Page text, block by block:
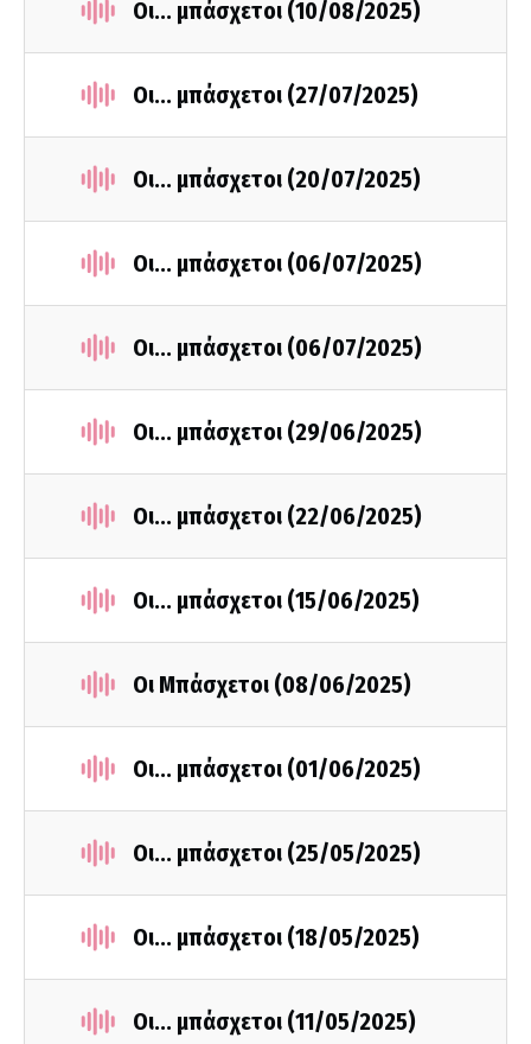
Οι... μπάσχετοι (10/08/2025)
Οι... μπάσχετοι (27/07/2025)
Οι... μπάσχετοι (20/07/2025)
Οι... μπάσχετοι (06/07/2025)
Οι... μπάσχετοι (06/07/2025)
Οι... μπάσχετοι (29/06/2025)
Οι... μπάσχετοι (22/06/2025)
Οι... μπάσχετοι (15/06/2025)
Οι Μπάσχετοι (08/06/2025)
Οι... μπάσχετοι (01/06/2025)
Οι... μπάσχετοι (25/05/2025)
Οι... μπάσχετοι (18/05/2025)
Οι... μπάσχετοι (11/05/2025)